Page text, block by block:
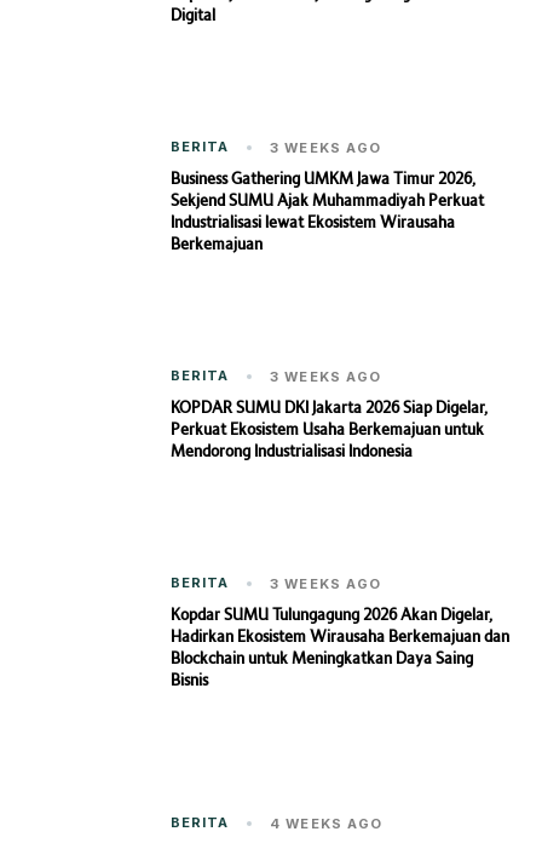
Digital
BERITA 3 WEEKS AGO
Business Gathering UMKM Jawa Timur 2026,
Sekjend SUMU Ajak Muhammadiyah Perkuat
Industrialisasi lewat Ekosistem Wirausaha
Berkemajuan
BERITA 3 WEEKS AGO
KOPDAR SUMU DKI Jakarta 2026 Siap Digelar,
Perkuat Ekosistem Usaha Berkemajuan untuk
Mendorong Industrialisasi Indonesia
BERITA 3 WEEKS AGO
Kopdar SUMU Tulungagung 2026 Akan Digelar,
Hadirkan Ekosistem Wirausaha Berkemajuan dan
Blockchain untuk Meningkatkan Daya Saing
Bisnis
BERITA 4 WEEKS AGO